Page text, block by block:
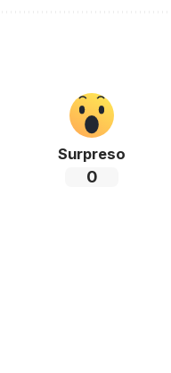
Surpreso
0